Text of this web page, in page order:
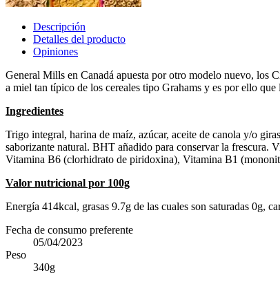
Descripción
Detalles del producto
Opiniones
General Mills en Canadá apuesta por otro modelo nuevo, los
a miel tan típico de los cereales tipo Grahams y es por ello
Ingredientes
Trigo integral, harina de maíz, azúcar, aceite de canola y/o
saborizante natural. BHT añadido para conservar la
Vitamina B6 (clorhidrato de piridoxina), Vitamina B1
Valor nutricional por 100g
Energía 414kcal, grasas 9.7g de las cuales son saturadas 0g,
Fecha de consumo preferente
05/04/2023
Peso
340g